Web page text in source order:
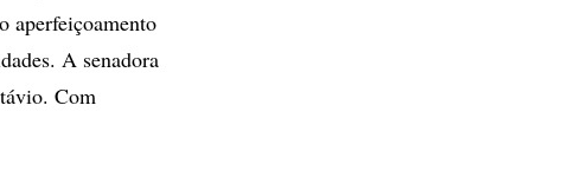
aperfeiçoamento
A senadora
Com